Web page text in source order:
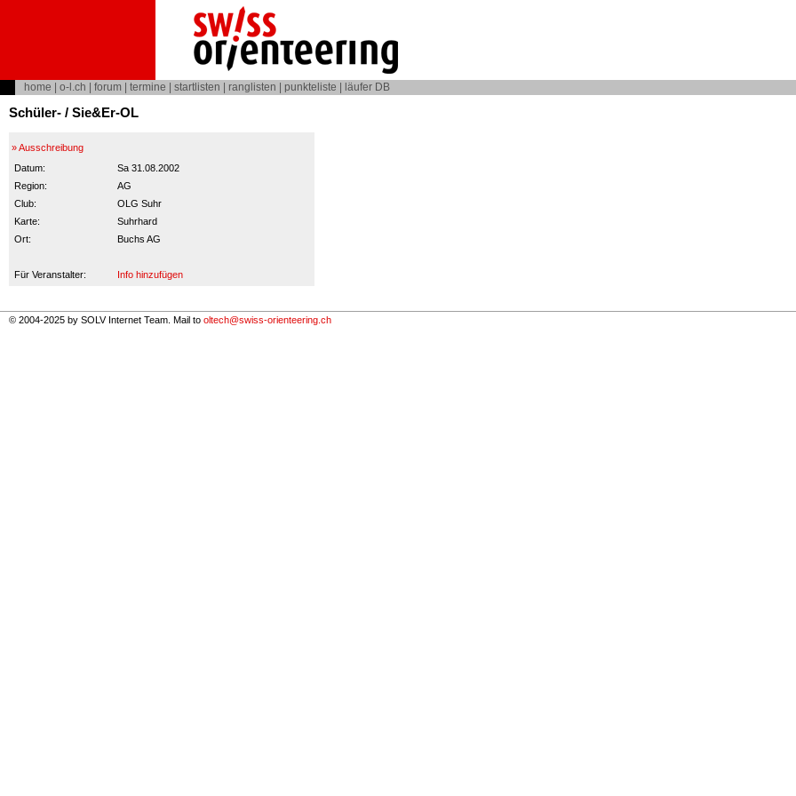
home o-l.ch forum termine startlisten ranglisten punkteliste läufer DB
Schüler- / Sie&Er-OL
» Ausschreibung
Datum:
Sa 31.08.2002
Region:
AG
Club:
OLG Suhr
Karte:
Suhrhard
Ort:
Buchs AG
Für Veranstalter: Info hinzufügen
© 2004-2025 by SOLV Internet Team. Mail to oltech@swiss-orienteering.ch